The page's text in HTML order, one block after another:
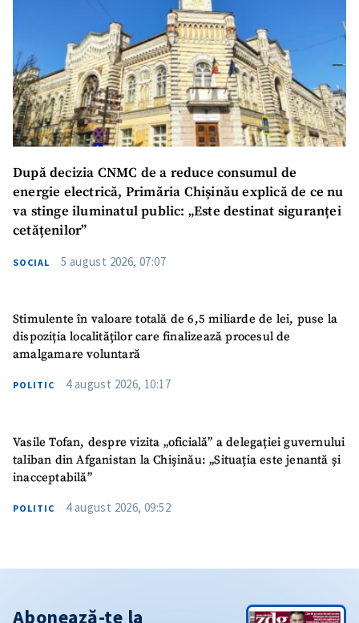
După decizia CNMC de a reduce consumul de
energie electrică, Primăria Chișinău explică de ce nu
va stinge iluminatul public: „Este destinat siguranței
cetățenilor”
SOCIAL 5 august 2026, 07:07
Stimulente în valoare totală de 6,5 miliarde de lei, puse la
dispoziția localităților care finalizează procesul de
amalgamare voluntară
POLITIC 4 august 2026, 10:17
Vasile Tofan, despre vizita „oficială” a delegației guvernului
taliban din Afganistan la Chișinău: „Situația este jenantă și
inacceptabilă”
POLITIC 4 august 2026, 09:52
Abonează-te la